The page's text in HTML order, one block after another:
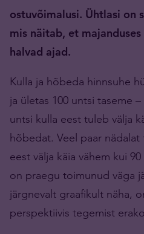
ostuvõimalusi. Ühtlasi on
mis näitab, et
halvad ajad.
Kulla ja hõbeda hinnsuhe
ja ületas 100 untsi taseme
untsi kulla eest tuleb välja
hõbedat. Veel paar
eest välja käia vähem kui
on praegu toimunud väga
järgnevalt graafikult näha,
perspektiivis tegemist